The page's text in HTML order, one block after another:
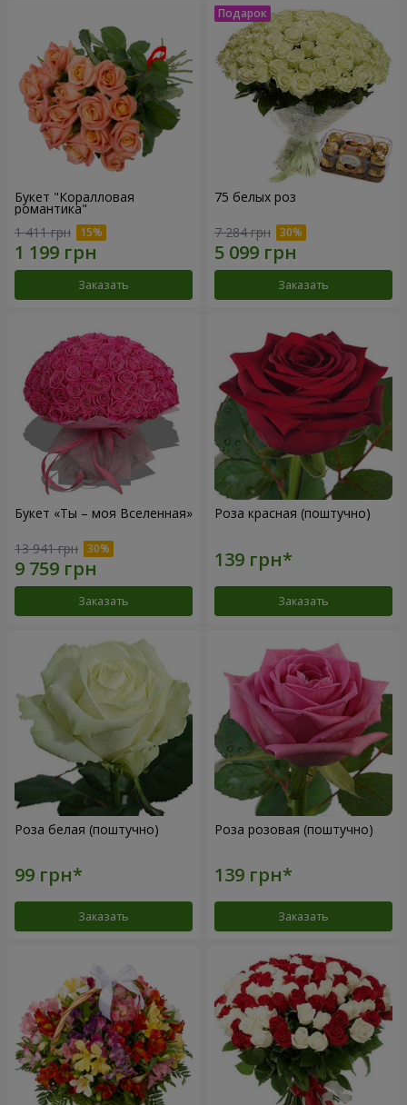
Букет "Коралловая
романтика"
1 411 грн
Заказать
75 белых роз
7 284 грн
Заказать
Букет «Ты – моя Вселенная»
13 941 грн
Заказать
Роза красная (поштучно)
Заказать
Роза белая (поштучно)
Заказать
Роза розовая (поштучно)
Заказать